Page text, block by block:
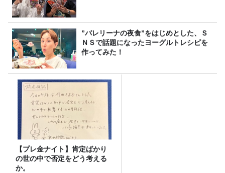
”バレリーナの夜食”をはじめとした、Ｓ
ＮＳで話題になったヨーグルトレシピを
作ってみた！
【プレ金ナイト】肯定ばかり
の世の中で否定をどう考える
か。